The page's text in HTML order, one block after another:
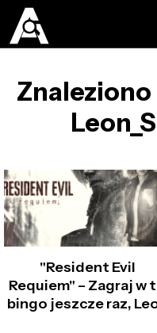
Znaleziono
"Resident Evil
Requiem" – Zagraj w
bingo jeszcze raz,